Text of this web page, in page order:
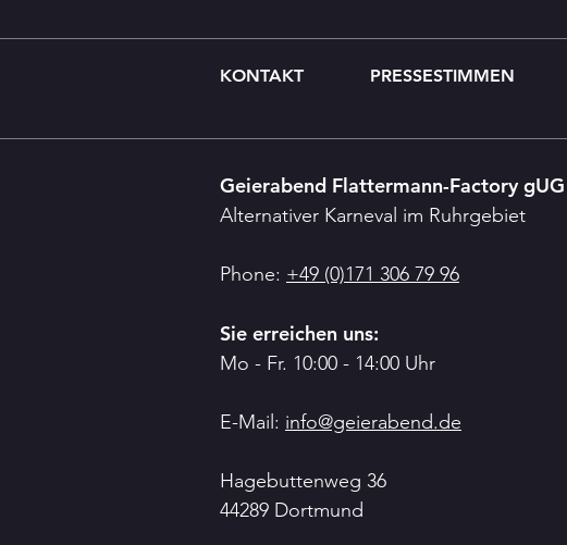
KONTAKT PRESSESTIMMEN
Geierabend Flattermann-Factory gUG
Alternativer Karneval im Ruhrgebiet
Phone: +49 (0)171 306 79 96
Sie erreichen uns:
Mo - Fr. 10:00 - 14:00 Uhr
E-Mail: info@geierabend.de
Hagebuttenweg 36
44289 Dortmund